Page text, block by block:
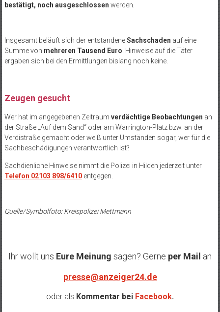
bestätigt, noch ausgeschlossen werden.
Insgesamt beläuft sich der entstandeneSachschaden auf eine
Summe von mehreren Tausend Euro . Hinweise auf die Täter
ergaben sich bei den Ermittlungen bislang noch keine.
Zeugen gesucht
Wer hat im angegebenen Zeitraum verdächtige Beobachtungen an
der Straße „Auf dem Sand“ oder am Warrington-Platz bzw. an der
Verdistraße gemacht oder weiß unter Umständen sogar, wer für die
Sachbeschädigungen verantwortlich ist?
Sachdienliche Hinweise nimmt die Polizei in Hilden jederzeit unter
Telefon 02103 898/6410entgegen.
Quelle/Symbolfoto: Kreispolizei Mettmann
Ihr wollt uns Eure Meinung sagen? Gerne per Mail an
presse@anzeiger24.de
oder als Kommentar bei Facebook.